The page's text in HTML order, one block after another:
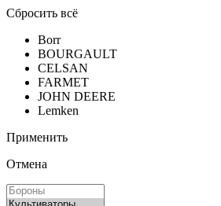
Сбросить всё
Borr
BOURGAULT
CELSAN
FARMET
JOHN DEERE
Lemken
Применить
Отмена